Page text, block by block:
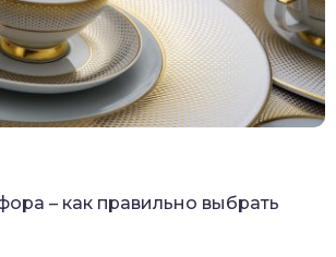
– как правильно выбрать